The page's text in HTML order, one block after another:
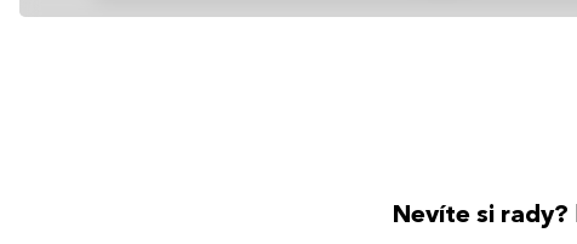
Nevíte si rady?